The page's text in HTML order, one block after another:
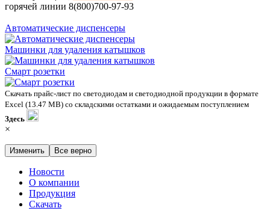
горячей линии 8(800)700-97-93
Автоматические диспенсеры
Машинки для удаления катышков
Смарт розетки
Скачать прайс-лист по светодиодам и светодиодной продукции в формате
Excel (13.47 MB) со складскими остатками и ожидаемым поступлением
Здесь
×
Изменить Все верно
Новости
О компании
Продукция
Скачать